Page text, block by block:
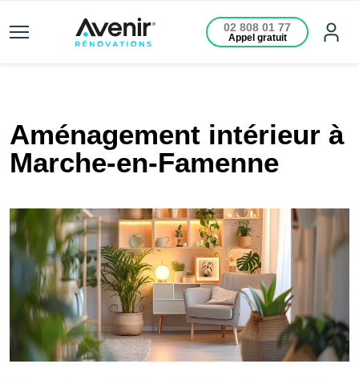
02 808 01 77
Appel gratuit
Aménagement intérieur à
Marche-en-Famenne